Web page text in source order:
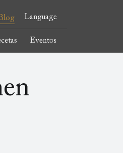
Eventos
Language